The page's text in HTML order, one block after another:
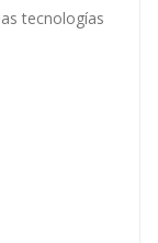
tecnologías